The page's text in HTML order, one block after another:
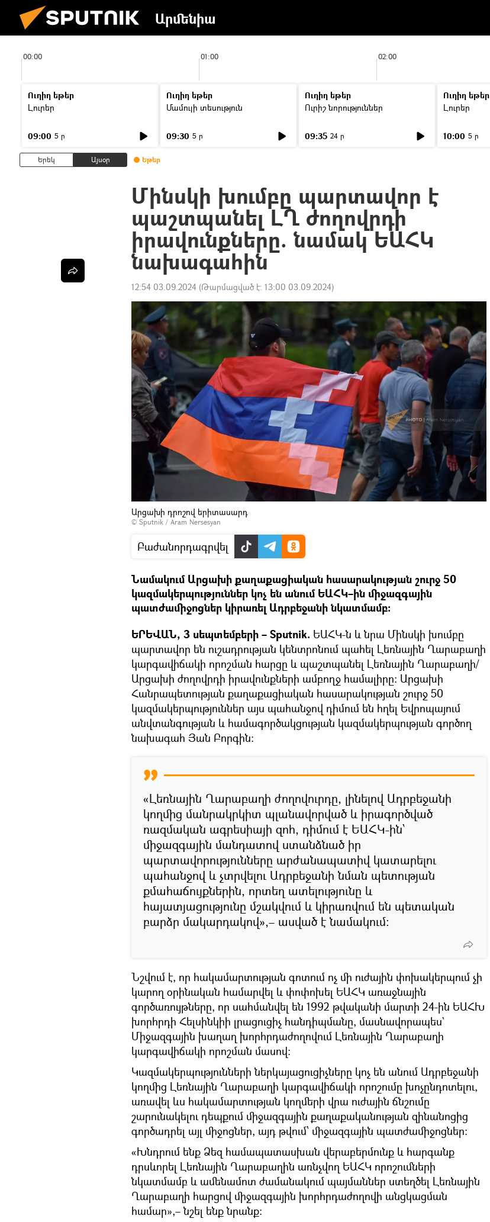
Արմենիա
00:00 01:00 02:00
Ուղիղ եթեր
Լուրեր
09:00 5 ր
Ուղիղ եթեր
Մամուլի տեսություն
09:30 5 ր
Ուղիղ եթեր
Ուրիշ նորություններ
09:35 24 ր
Ուղիղ եթեր
Լուրեր
10:00 5 ր
Երեկ Այսօր Եթեր
Մինսկի խումբը պարտավոր է
պաշտպանել ԼՂ ժողովրդի
իրավունքները. նամակ ԵԱՀԿ
նախագահին
12:54 03.09.2024 (Թարմացված է: 13:00 03.09.2024)
Արցախի դրոշով երիտասարդ
© Sputnik / Aram Nersesyan
Բաժանորդագրվել
Նամակում Արցախի քաղաքացիական հասարակության շուրջ 50
կազմակերպություններ կոչ են անում ԵԱՀԿ–ին միջազգային
պատժամիջոցներ կիրառել Ադրբեջանի նկատմամբ։
ԵՐԵՎԱՆ, 3 սեպտեմբերի – Sputnik. ԵԱՀԿ-ն և նրա Մինսկի խումբը
պարտավոր են ուշադրության կենտրոնում պահել Լեռնային Ղարաբաղի
կարգավիճակի որոշման հարցը և պաշտպանել Լեռնային Ղարաբաղի/
Արցախի ժողովրդի իրավունքների ամբողջ համալիրը։ Արցախի
Հանրապետության քաղաքացիական հասարակության շուրջ 50
կազմակերպություններ այս պահանջով դիմում են հղել Եվրոպայում
անվտանգության և համագործակցության կազմակերպության գործող
նախագահ Յան Բորգին։
«Լեռնային Ղարաբաղի ժողովուրդը, լինելով Ադրբեջանի
կողմից մանրակրկիտ պլանավորված և իրագործված
ռազմական ագրեսիայի զոհ, դիմում է ԵԱՀԿ-ին՝
միջազգային մանդատով ստանձնած իր
պարտավորությունները արժանապատիվ կատարելու
պահանջով և չտրվելու Ադրբեջանի նման պետության
քմահաճույքներին, որտեղ ատելությունը և
հայատյացությունը մշակվում և կիրառվում են պետական
բարձր մակարդակով»,– ասված է նամակում։
Նշվում է, որ հակամարտության գոտում ոչ մի ուժային փոխակերպում չի
կարող օրինական համարվել և փոփոխել ԵԱՀԿ առաջնային
գործառույթները, որ սահմանվել են 1992 թվականի մարտի 24-ին ԵԱՀԽ
խորհրդի Հելսինկիի լրացուցիչ հանդիպմանը, մասնավորապես`
Միջազգային խաղաղ խորհրդաժողովում Լեռնային Ղարաբաղի
կարգավիճակի որոշման մասով։
Կազմակերպությունների ներկայացուցիչները կոչ են անում Ադրբեջանի
կողմից Լեռնային Ղարաբաղի կարգավիճակի որոշումը խոչընդոտելու,
առավել ևս հակամարտության կողմերի վրա ուժային ճնշումը
շարունակելու դեպքում միջազգային քաղաքականության զինանոցից
գործադրել այլ միջոցներ, այդ թվում՝ միջազգային պատժամիջոցներ։
«Խնդրում ենք Ձեզ համապատասխան վերաբերմունք և հարգանք
դրսևորել Լեռնային Ղարաբաղին առնչվող ԵԱՀԿ որոշումների
նկատմամբ և ամենամոտ ժամանակում պայմաններ ստեղծել Լեռնային
Ղարաբաղի հարցով միջազգային խորհրդաժողովի անցկացման
համար»,– նշել ենք նրանք։